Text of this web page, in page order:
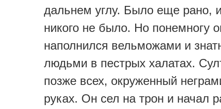
дальнем углу. Было еще рано,
никого не было. Но понемногу
наполнился вельможами и
людьми в пестрых халатах.
позже всех, окруженный
руках. Он сел на трон и начал